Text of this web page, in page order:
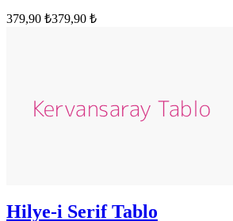
379,90 ₺379,90 ₺
Hilye-i Serif Tablo